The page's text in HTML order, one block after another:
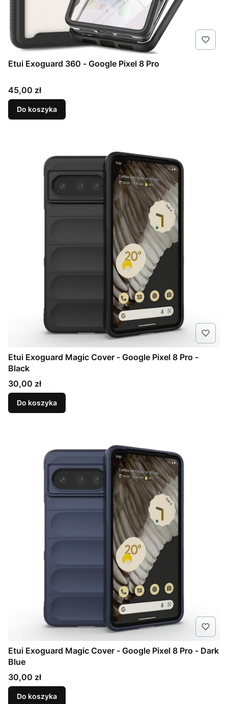
Etui Exoguard 360 - Google Pixel 8 Pro
Cena
45,00 zł
Do koszyka
Etui Exoguard Magic Cover - Google Pixel 8 Pro -
Black
Cena
30,00 zł
Do koszyka
Etui Exoguard Magic Cover - Google Pixel 8 Pro - Dark
Blue
Cena
30,00 zł
Do koszyka